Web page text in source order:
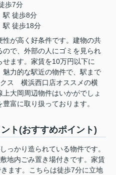
歩7分
駅 徒歩8分
駅 徒歩18分
性が高く好条件です。建物の共
ので、外部の人にゴミを見られ
せます。家賃を10万円以下に
力的な駅近の物件で、駅まで
ス 横浜西口店オススメの横
大岡周辺物件はいかがでしょ
富に取り扱っております。
ト(おすすめポイント)
っかり造られている物件です。
地内ごみ置き場付きです。家賃
ます。こちらは徒歩7分に立地